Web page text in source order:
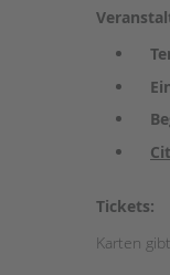
Tickets:
Karten